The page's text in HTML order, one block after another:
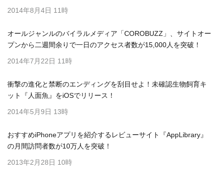
2014年8月4日 11時
オールジャンルのバイラルメディア「COROBUZZ」、サイトオー
プンから二週間余りで一日のアクセス者数が15,000人を突破！
2014年7月22日 11時
衝撃の進化と禁断のエンディングを刮目せよ！未確認生物飼育キ
ット『人面魚』をiOSでリリース！
2014年5月9日 13時
おすすめiPhoneアプリを紹介するレビューサイト『AppLibrary』
の月間訪問者数が10万人を突破！
2013年2月28日 10時